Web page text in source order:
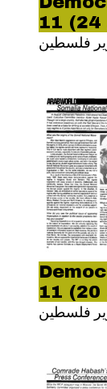
فلسطين
فلسطين